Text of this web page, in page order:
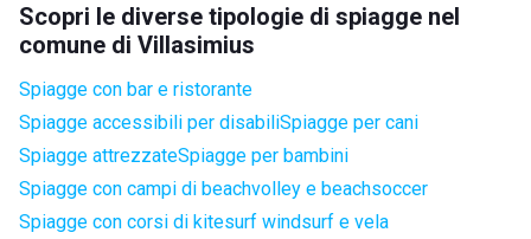
Scopri le diverse tipologie di spiagge nel
comune di Villasimius
Spiagge con bar e ristorante
Spiagge accessibili per disabiliSpiagge per cani
Spiagge attrezzateSpiagge per bambini
Spiagge con campi di beachvolley e beachsoccer
Spiagge con corsi di kitesurf windsurf e vela